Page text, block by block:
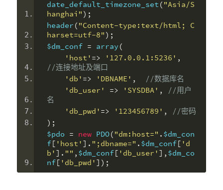
date_default_timezone_set ( "Asia/S
hanghai" );
header ( "Content-type:text/html; C
harset=utf-8" );
$dm_conf = array (
'host' => '127.0.0.1:5236' ,
//连接地址及端口
'db' => 'DBNAME' ,
//数据库名
'db_user'
=> 'SYSDBA' ,
//用户
名
'db_pwd' => '123456789' ,
//密码
);
$pdo = new PDO( "dm:host=" . $dm_con
f[ 'host' ]. ";dbname=" . $dm_conf[ 'd
b' ]. "" , $dm_conf[ 'db_user' ], $dm_co
nf[ 'db_pwd' ]);